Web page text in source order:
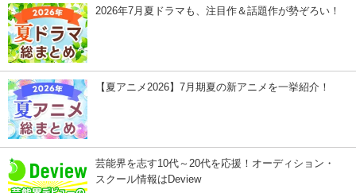
2026年7月夏ドラマも、注目作＆話題作が勢ぞろい！
【夏アニメ2026】7月期夏の新アニメを一挙紹介！
芸能界を志す10代～20代を応援！オーディション・
スクール情報はDeview